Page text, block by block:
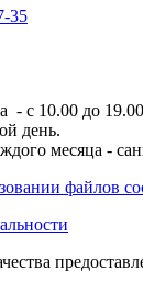
35
- с 10.00 до 19.00
день.
месяца -
файлов